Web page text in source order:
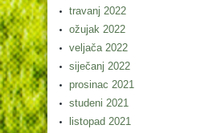
travanj 2022
ožujak 2022
veljača 2022
siječanj 2022
prosinac 2021
studeni 2021
listopad 2021